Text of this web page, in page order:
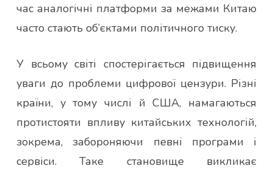
час аналогічні платформи за межами Китаю
часто стають об’єктами політичного тиску.
У всьому світі спостерігається підвищення
уваги до проблеми цифрової цензури. Різні
країни, у тому числі й США, намагаються
протистояти впливу китайських технологій,
зокрема, забороняючи певні програми і
сервіси. Таке становище викликає